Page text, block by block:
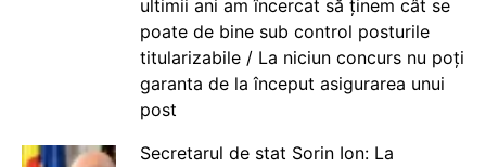
ultimii ani am încercat să ținem cât se
poate de bine sub control posturile
titularizabile / La niciun concurs nu poți
garanta de la început asigurarea unui
post
Secretarul de stat Sorin Ion: La